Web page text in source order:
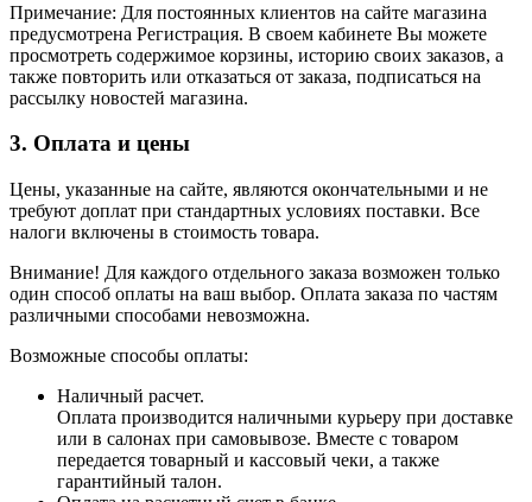
Примечание: Для постоянных клиентов на сайте магазина
предусмотрена Регистрация. В своем кабинете Вы можете
просмотреть содержимое корзины, историю своих заказов, а
также повторить или отказаться от заказа, подписаться на
рассылку новостей магазина.
3. Оплата и цены
Цены, указанные на сайте, являются окончательными и не
требуют доплат при стандартных условиях поставки. Все
налоги включены в стоимость товара.
Внимание! Для каждого отдельного заказа возможен только
один способ оплаты на ваш выбор. Оплата заказа по частям
различными способами невозможна.
Возможные способы оплаты:
Наличный расчет.
Оплата производится наличными курьеру при доставке
или в салонах при самовывозе. Вместе с товаром
передается товарный и кассовый чеки, а также
гарантийный талон.